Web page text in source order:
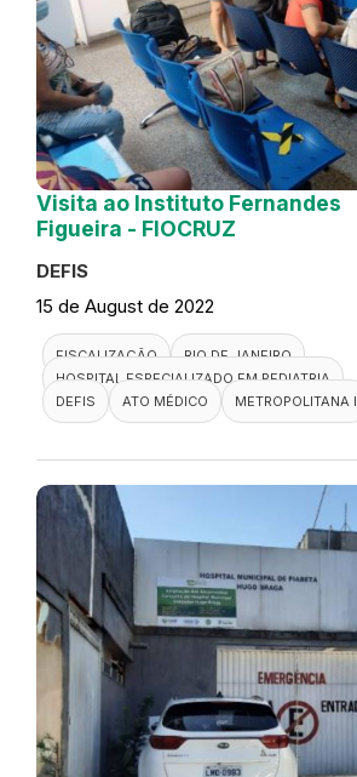
Visita ao Instituto Fernandes
Figueira - FIOCRUZ
DEFIS
15 de August de 2022
FISCALIZAÇÃO
RIO DE JANEIRO
HOSPITAL ESPECIALIZADO EM PEDIATRIA
DEFIS
ATO MÉDICO METROPOLITANA I